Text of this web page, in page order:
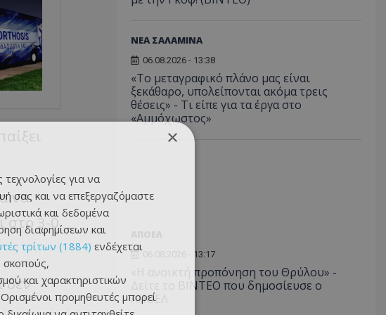
να
στο 3-0
δεν
ΝΕΑ ΣΑΛΑΜΙΝΑ
06.08.2026 - 13:38
«Το μεταγραφικό πλάνο μας είναι
ξεκάθαρο, υπολείπονται ακόμα τρεις
θέσεις» - Τι είπε για τα έργα στο
«Αμμόχωστος»
06.08.2026 - 13:17
«Η ανοικτή προπόνηση του Θρύλου» -
Δείτε το ΒΙΝΤΕΟ που δημοσίευσε ο
ΑΠΟΕΛ
×
τεχνολογίες για να
σας και να επεξεργαζόμαστε
και δεδομένα
διαφημίσεων και
τρίτων (1884) ενδέχεται
σκοπούς,
και χαρακτηριστικών
προμηθευτές μπορεί